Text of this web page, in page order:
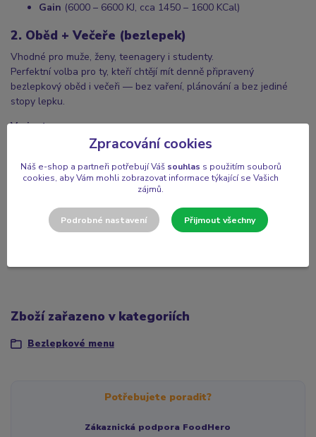
Gain (6000 – 6600 KJ, cca 1450 – 1600 KCal)
2. Oběd + Večeře (bezlepek)
Vhodné pro muže, ženy, teenagery i studenty.
Perfektní volba pro ty, kteří chtějí mít denně připravený
bezlepkový oběd i večeři — bez vaření, plánování a bez jediné
stopy lepku.
Varianty:
(3900 – 4550 KJ, cca 950 – 1100 KCal)
Classic(5200 – 5850 KJ, cca 1250 – 1400 KCal)
Gain(6500 – 7150 KJ, cca 1550 – 1700 KCal)
Počet dní:
Lze objednat na5, 10, 20 nebo 60 dní, vždy s možností výběru
Zboží zařazeno v kategoriích
Bezlepkové menu
Potřebujete poradit?
Zákaznická podpora FoodHero
Zpracování cookies
Náš e-shop a partneři potřebují Váš souhlas s použitím souborů
cookies, aby Vám mohli zobrazovat informace týkající se Vašich
zájmů.
Podrobné nastavení Přijmout všechny